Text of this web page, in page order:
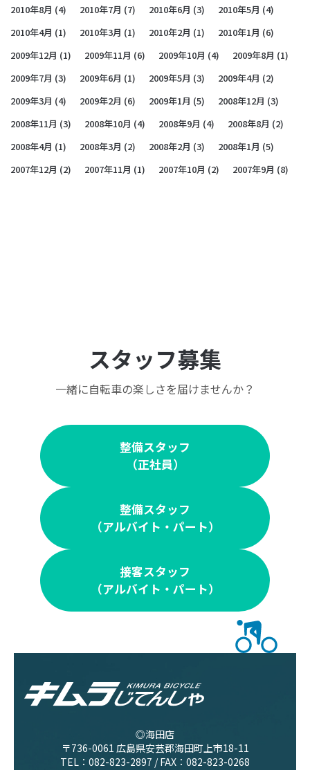
2010年8月 (4) 2010年7月 (7) 2010年6月 (3) 2010年5月 (4)
2010年4月 (1) 2010年3月 (1) 2010年2月 (1) 2010年1月 (6)
2009年12月 (1) 2009年11月 (6) 2009年10月 (4) 2009年8月 (1)
2009年7月 (3) 2009年6月 (1) 2009年5月 (3) 2009年4月 (2)
2009年3月 (4) 2009年2月 (6) 2009年1月 (5) 2008年12月 (3)
2008年11月 (3) 2008年10月 (4) 2008年9月 (4) 2008年8月 (2)
2008年4月 (1) 2008年3月 (2) 2008年2月 (3) 2008年1月 (5)
2007年12月 (2) 2007年11月 (1) 2007年10月 (2) 2007年9月 (8)
スタッフ募集
一緒に自転車の楽しさを届けませんか？
整備スタッフ
（正社員）
整備スタッフ
（アルバイト・パート）
接客スタッフ
（アルバイト・パート）
◎海田店
〒736-0061 広島県安芸郡海田町上市18-11
TEL： 082-823-2897 / FAX：082-823-0268